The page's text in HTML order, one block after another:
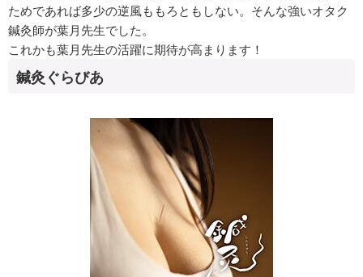
ためであれば多少の逆風ももろともしない。そんな強いオタク
鍼灸師が葉月先生でした。
これかも葉月先生の活躍に期待が高まります！
鍼灸ぐらびあ